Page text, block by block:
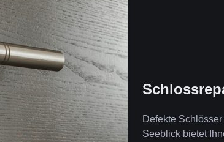
Defekte
Seeblick bietet